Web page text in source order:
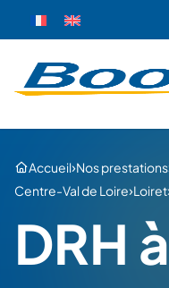
Accueil›Nos prestations
Centre-Val de Loire›Loiret
DRH